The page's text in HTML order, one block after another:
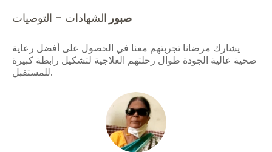
صبور الشهادات - التوصيات
يشارك مرضانا تجربتهم معنا في الحصول على أفضل رعاية
صحية عالية الجودة طوال رحلتهم العلاجية لتشكيل رابطة كبيرة
للمستقبل.